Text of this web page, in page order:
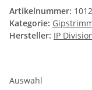
Artikelnummer: 1012
Kategorie:
Hersteller: IP
Auswahl